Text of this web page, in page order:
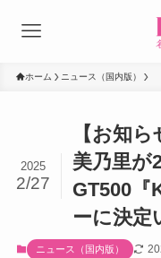
ホーム ニュース（国内版）
【お知
美乃里が
GT500『
ーに決定
2025
2/27
ニュース（国内版）